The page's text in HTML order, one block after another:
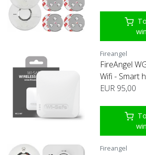
Fireangel
FireAngel
Wifi - Smart
EUR 95,00
Fireangel